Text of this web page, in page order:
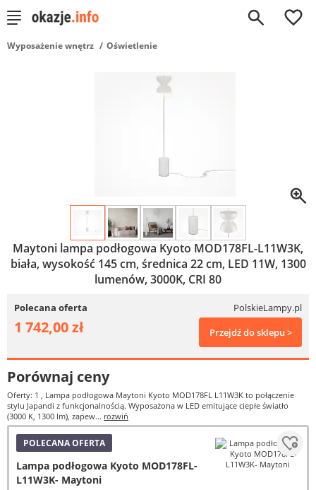
0
Wyposażenie wnętrz Oświetlenie
Maytoni lampa podłogowa Kyoto MOD178FL-L11W3K,
biała, wysokość 145 cm, średnica 22 cm, LED 11W, 1300
lumenów, 3000K, CRI 80
Polecana oferta PolskieLampy.pl
1 742,00 zł Przejdź do sklepu >
Porównaj ceny
Oferty: 1 , Lampa podłogowa Maytoni Kyoto MOD178FL L11W3K to połączenie
stylu Japandi z funkcjonalnością. Wyposażona w LED emitujące ciepłe światło
(3000 K, 1300 lm), zapew... rozwiń
POLECANA OFERTA
Lampa podłogowa Kyoto MOD178FL-
L11W3K- Maytoni